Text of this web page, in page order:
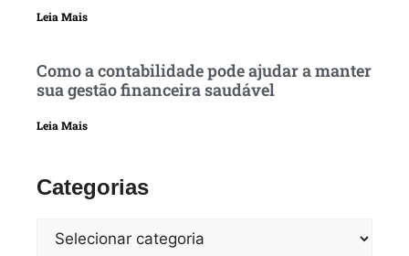
Leia Mais
Como a contabilidade pode ajudar a manter
sua gestão financeira saudável
Leia Mais
Categorias